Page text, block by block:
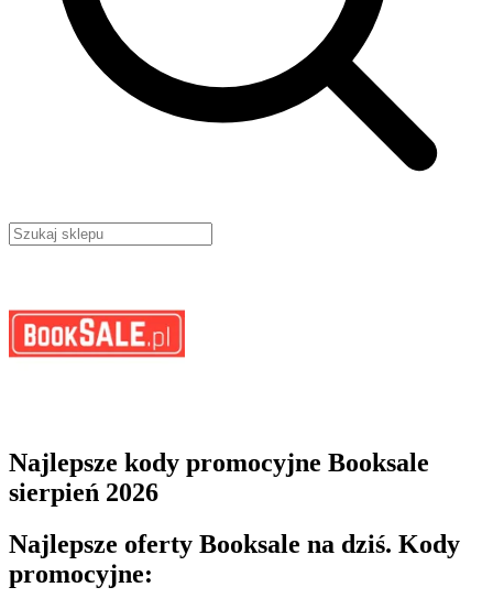
Najlepsze kody promocyjne Booksale
sierpień 2026
Najlepsze oferty Booksale na dziś. Kody
promocyjne: